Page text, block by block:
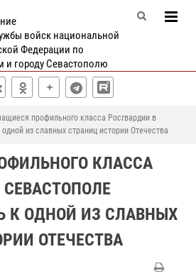
войск национальной
Федерации по
и городу Севастополю
профильного класса Росгвардии в
из славных страниц истории Отечества
КЛАССА
К ОДНОЙ ИЗ СЛАВНЫХ
ОТЕЧЕСТВА